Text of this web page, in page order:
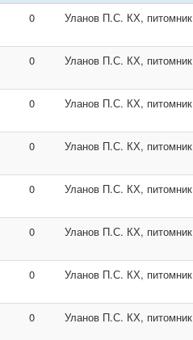
0 Уланов П.С. КХ, питомник
0 Уланов П.С. КХ, питомник
0 Уланов П.С. КХ, питомник
0 Уланов П.С. КХ, питомник
0 Уланов П.С. КХ, питомник
0 Уланов П.С. КХ, питомник
0 Уланов П.С. КХ, питомник
0 Уланов П.С. КХ, питомник